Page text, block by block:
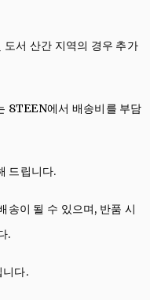
도서 산간 지역의 경우 추가
8TEEN에서 배송비를 부담
드립니다.
송이 될 수 있으며, 반품 시
.
니다.